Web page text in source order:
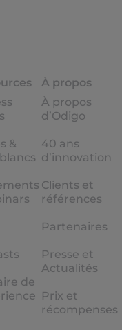
&
de
À propos
À propos
d’Odigo
40 ans
d’innovation
Clients et
références
Partenaires
Presse et
Actualités
Prix et
récompenses